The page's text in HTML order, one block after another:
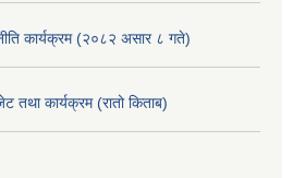
कार्यक्रम (२०८२ असार ८ गते)
कार्यक्रम (रातो किताब)